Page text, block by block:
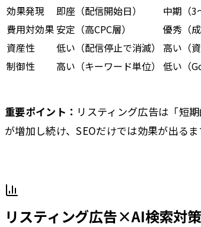
効果発現
即座（配信開始日）
中期（3
費用対効果安定（高CPC層）
優秀（成
資産性
低い（配信停止で消滅）
高い（
制御性
高い（キーワード単位） 低い（
重要ポイント： リスティング広告は「短
が増加し続け、SEOだけでは効果が出る
リスティング広告×AI検索対